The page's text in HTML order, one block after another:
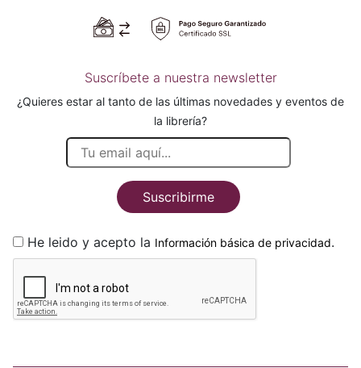
Suscríbete a nuestra newsletter
¿Quieres estar al tanto de las últimas novedades y eventos de
la librería?
Suscribirme
He leido y acepto la Información básica de privacidad.